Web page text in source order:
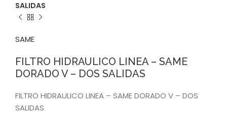
SALIDAS
SAME
FILTRO HIDRAULICO LINEA – SAME
DORADO V – DOS SALIDAS
FILTRO HIDRAULICO LINEA – SAME DORADO V – DOS
SALIDAS